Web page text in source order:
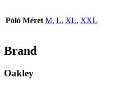
Póló Méret M, L, XL, XXL
Brand
Oakley